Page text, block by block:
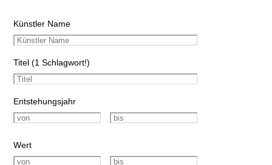
Künstler Name
Titel (1 Schlagwort!)
Entstehungsjahr
Wert